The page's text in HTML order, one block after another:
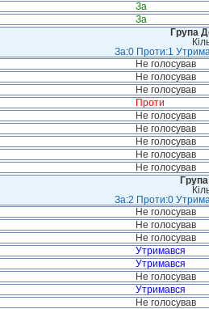
За
За
Група
За:0 Проти:1
Не голосував
Не голосував
Не голосував
Проти
Не голосував
Не голосував
Не голосував
Не голосував
Не голосував
За:2 Проти:0
Не голосував
Не голосував
Не голосував
Утримався
Утримався
Не голосував
Утримався
Не голосував